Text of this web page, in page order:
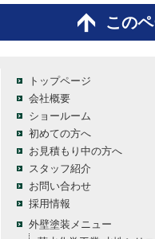
この
トップページ
会社概要
ショールーム
初めての方へ
お見積もり中の方へ
スタッフ紹介
お問い合わせ
採用情報
外壁塗装メニュー